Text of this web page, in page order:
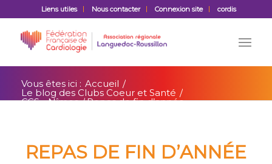
Liens utiles Nous contacter Connexion site cordis
Vous êtes ici : Accueil /
Le blog des Clubs Coeur et Santé /
CCS - Nîmes /Repas de fin d’année
REPAS DE FIN D’ANNÉE